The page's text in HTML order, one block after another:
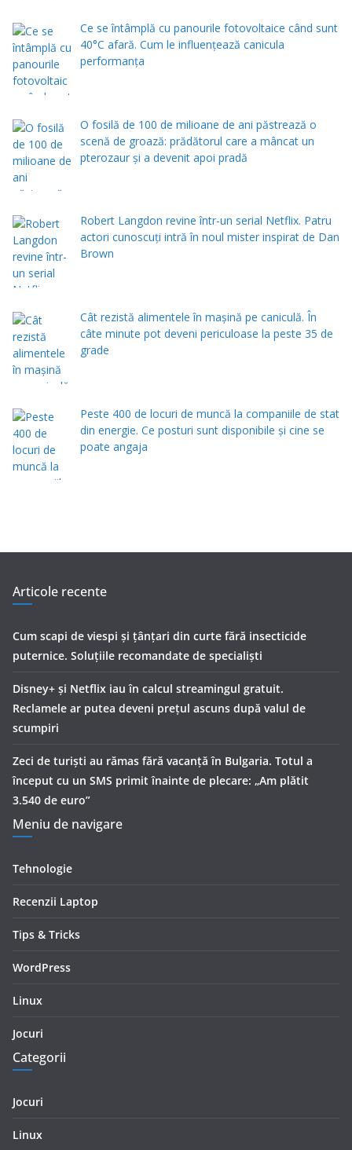
Ce se întâmplă cu panourile fotovoltaice când sunt
40°C afară. Cum le influențează canicula
performanța
O fosilă de 100 de milioane de ani păstrează o
scenă de groază: prădătorul care a mâncat un
pterozaur și a devenit apoi pradă
Robert Langdon revine într-un serial Netflix. Patru
actori cunoscuți intră în noul mister inspirat de Dan
Brown
Cât rezistă alimentele în mașină pe caniculă. În
câte minute pot deveni periculoase la peste 35 de
grade
Peste 400 de locuri de muncă la companiile de stat
din energie. Ce posturi sunt disponibile și cine se
poate angaja
Articole recente
Cum scapi de viespi și țânțari din curte fără insecticide
puternice. Soluțiile recomandate de specialiști
Disney+ și Netflix iau în calcul streamingul gratuit.
Reclamele ar putea deveni prețul ascuns după valul de
scumpiri
Zeci de turiști au rămas fără vacanță în Bulgaria. Totul a
început cu un SMS primit înainte de plecare: „Am plătit
3.540 de euro”
Meniu de navigare
Tehnologie
Recenzii Laptop
Tips & Tricks
WordPress
Linux
Jocuri
Categorii
Jocuri
Linux